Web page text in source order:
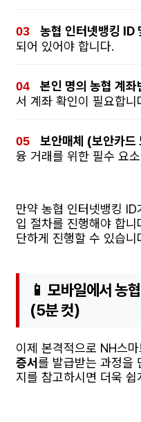
농협 인터넷뱅킹 ID
되어 있어야 합니다.
본인 명의 농협 계좌
서 계좌 확인이 필요합니
보안매체 (보안카
융 거래를 위한 필수 요
만약 농협 인터넷뱅킹
입 절차를 진행해야 합
단하게 진행할 수 있습니
📱 모바일에서 농
(5분 컷)
이제 본격적으로 NH스
증서를 발급받는 과정을
지를 참고하시면 더욱